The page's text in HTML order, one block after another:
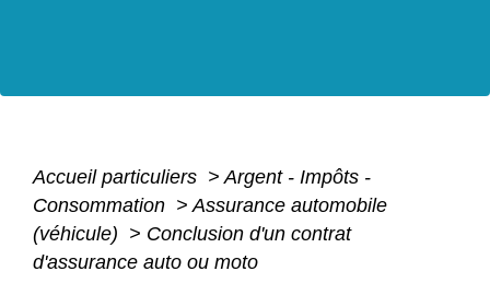
Accueil particuliers > Argent - Impôts -
Consommation > Assurance automobile
(véhicule) > Conclusion d'un contrat
d'assurance auto ou moto